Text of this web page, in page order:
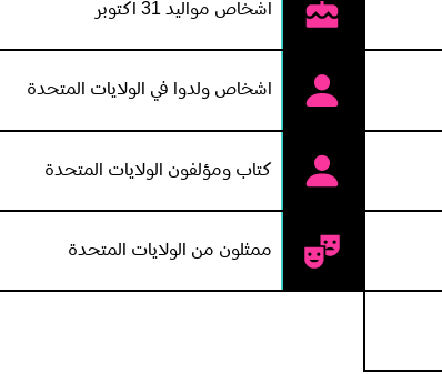
اشخاص مواليد 31 اكتوبر
اشخاص ولدوا في الولايات المتحدة
كتاب ومؤلفون الولايات المتحدة
ممثلون من الولايات المتحدة